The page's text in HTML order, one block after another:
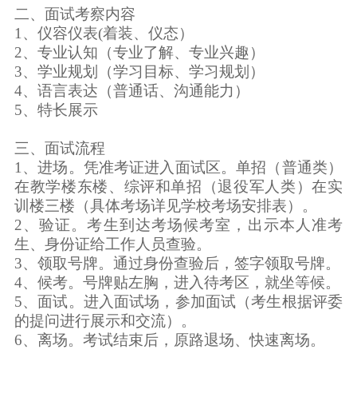
二、 面试考察内容
1 、仪容仪表(着装、仪态）
2、专业认知（专业了解、专业兴趣）
3、学业规划（学习目标、学习规划）
4、语言表达（普通话、沟通能力）
5、特长展示
三、面试流程
1 、进场。凭准考证进入面试区。单招（普通类）
在教学楼东楼、综评和单招（退役军人类）在实
训楼三楼（具体考场详见学校考场安排表）。
2、验证。考生到达考场候考室，出示本人准考
生、身份证给工作人员查验。
3、领取号牌。通过身份查验后，签字领取号牌。
4、候考。号牌贴左胸，进入待考区，就坐等候。
5、面试。进入面试场，参加面试（考生根据评委
的提问进行展示和交流）。
6、离场。考试结束后，原路退场、快速离场。